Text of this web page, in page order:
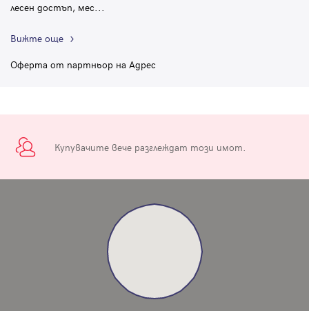
лесен достъп, мес...
Вижте още
Оферта от партньор на Адрес
Купувачите вече разглеждат този имот.